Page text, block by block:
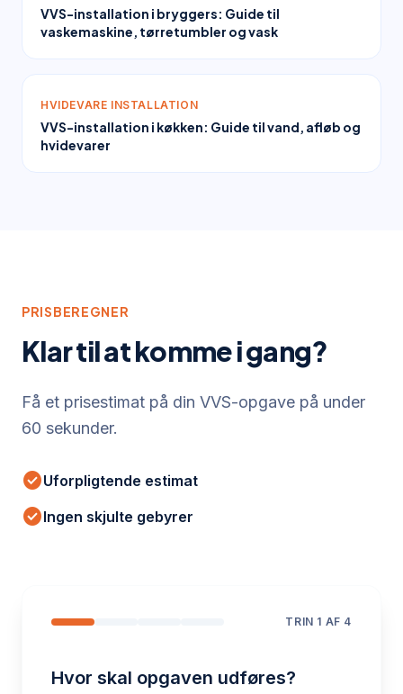
VVS-installation i bryggers: Guide til
vaskemaskine, tørretumbler og vask
HVIDEVARE INSTALLATION
VVS-installation i køkken: Guide til vand, afløb og
hvidevarer
PRISBEREGNER
Klar til at komme i gang?
Få et prisestimat på din VVS-opgave på under
60 sekunder.
check_circleUforpligtende estimat
check_circleIngen skjulte gebyrer
TRIN 1 AF 4
Hvor skal opgaven udføres?